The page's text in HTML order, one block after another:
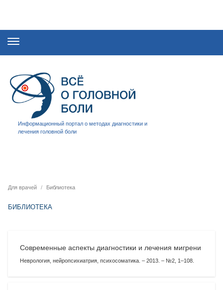
Информационный портал о методах диагностики и
лечения головной боли
Для врачей Библиотека
БИБЛИОТЕКА
Современные аспекты диагностики и лечения мигрени
Неврология, нейропсихиатрия, психосоматика. – 2013. – №2, 1–108.